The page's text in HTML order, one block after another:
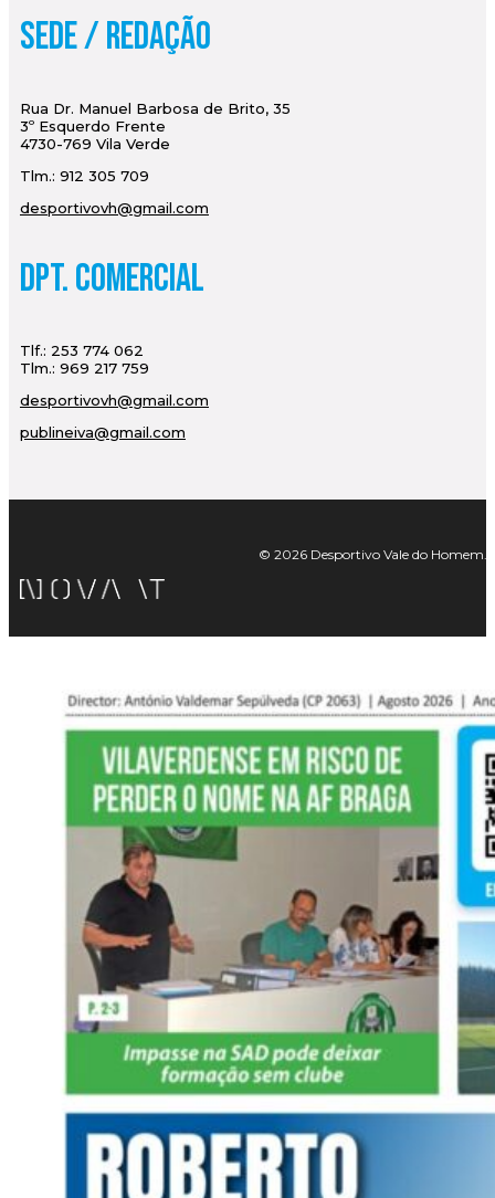
Sede / Redação
Rua Dr. Manuel Barbosa de Brito, 35
3º Esquerdo Frente
4730-769 Vila Verde
Tlm.: 912 305 709
desportivovh@gmail.com
Dpt. Comercial
Tlf.: 253 774 062
Tlm.: 969 217 759
desportivovh@gmail.com
publineiva@gmail.com
© 2026 Desportivo Vale do Homem.